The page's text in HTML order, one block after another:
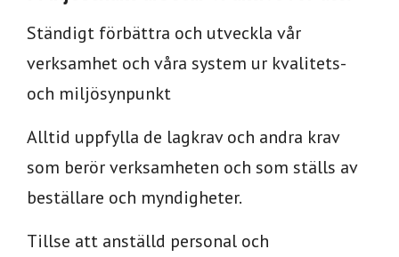
Ständigt förbättra och utveckla vår
verksamhet och våra system ur kvalitets-
och miljösynpunkt
Alltid uppfylla de lagkrav och andra krav
som berör verksamheten och som ställs av
beställare och myndigheter.
Tillse att anställd personal och